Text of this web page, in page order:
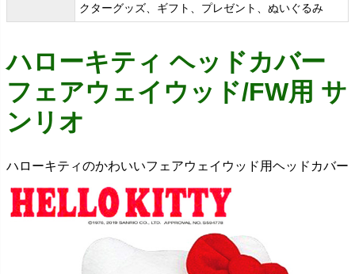
クターグッズ、ギフト、プレゼント、ぬいぐるみ
ハローキティ ヘッドカバー
フェアウェイウッド/FW用 サ
ンリオ
ハローキティのかわいいフェアウェイウッド用ヘッドカバー